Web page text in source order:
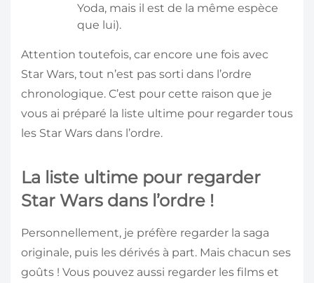
Yoda, mais il est de la même espèce
que lui).
Attention toutefois, car encore une fois avec
Star Wars, tout n’est pas sorti dans l’ordre
chronologique. C’est pour cette raison que je
vous ai préparé la liste ultime pour regarder tous
les Star Wars dans l’ordre.
La liste ultime pour regarder
Star Wars dans l’ordre !
Personnellement, je préfère regarder la saga
originale, puis les dérivés à part. Mais chacun ses
goûts ! Vous pouvez aussi regarder les films et